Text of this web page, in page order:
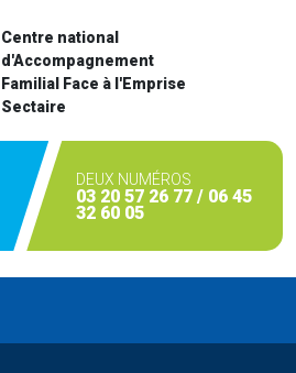
Centre national
d'Accompagnement
Familial Face à l'Emprise
Sectaire
DEUX NUMÉROS
03 20 57 26 77 / 06 45
32 60 05